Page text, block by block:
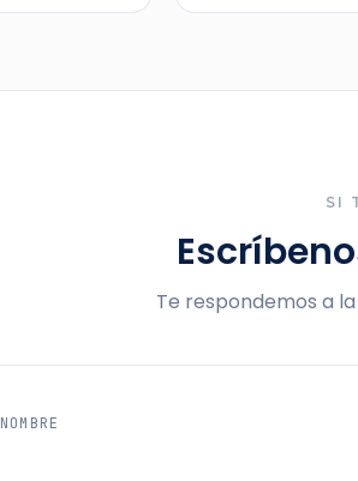
SI
Te respondemos a
NOMBRE